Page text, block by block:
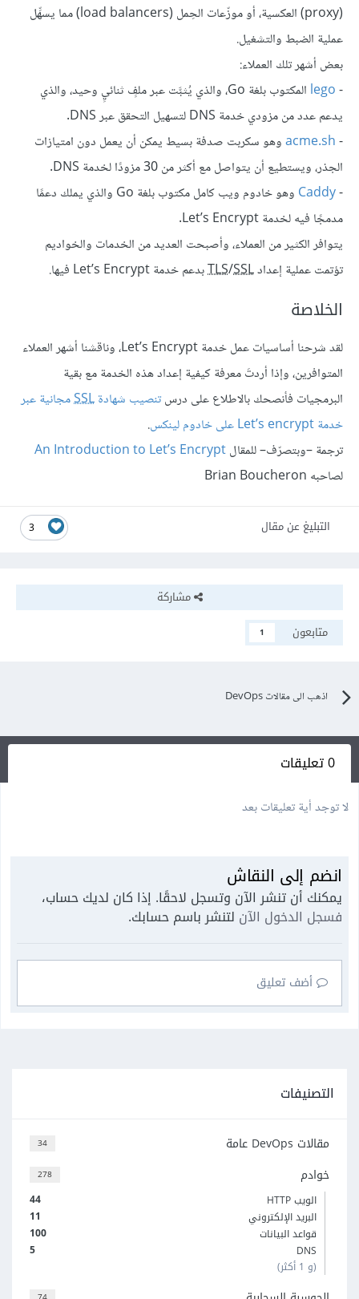
(proxy) العكسية، أو موزّعات الحِمل (load balancers) مما يسهِّل
عملية الضبط والتشغيل.
بعض أشهر تلك العملاء:
-
lego
المكتوب بلغة Go، والذي يُثبَّت عبر ملفٍ ثنائيٍ وحيد، والذي
يدعم عدد من مزودي خدمة DNS لتسهيل التحقق عبر DNS.
-
acme.shوهو سكربت صدفة بسيط يمكن أن يعمل دون امتيازات
الجذر، ويستطيع أن يتواصل مع أكثر من 30 مزودًا لخدمة DNS.
-
Caddy
وهو خادوم ويب كامل مكتوب بلغة Go والذي يملك دعمًا
مدمجًا فيه لخدمة Let’s Encrypt.
يتوافر الكثير من العملاء، وأصبحت العديد من الخدمات والخواديم
تؤتمت عملية إعداد
TLS/SSL بدعم خدمة Let’s Encrypt فيها.
الخلاصة
لقد شرحنا أساسيات عمل خدمة Let’s Encrypt، وناقشنا أشهر العملاء
المتوافرين، وإذا أردتَ معرفة كيفية إعداد هذه الخدمة مع بقية
البرمجيات فأنصحك بالاطلاع على درستنصيب شهادةSSLمجانية عبر
خدمة Let’s encrypt على خادوم لينكس
.
ترجمة –وبتصرّف– للمقالAn Introduction to Let’s Encrypt
لصاحبه Brian Boucheron
3 التبليغ عن مقال
مشاركة
متابعون
1
اذهب الى مقالات DevOps
0 تعليقات
لا توجد أية تعليقات بعد
انضم إلى النقاش
يمكنك أن تنشر الآن وتسجل لاحقًا. إذا كان لديك حساب،
فسجل الدخول الآن لتنشر باسم حسابك.
أضف تعليق
التصنيفات
34 مقالات DevOps عامة
278 خوادم
44
الويب HTTP
11
البريد الإلكتروني
100
قواعد البيانات
5
DNS
(و 1 أكثر)